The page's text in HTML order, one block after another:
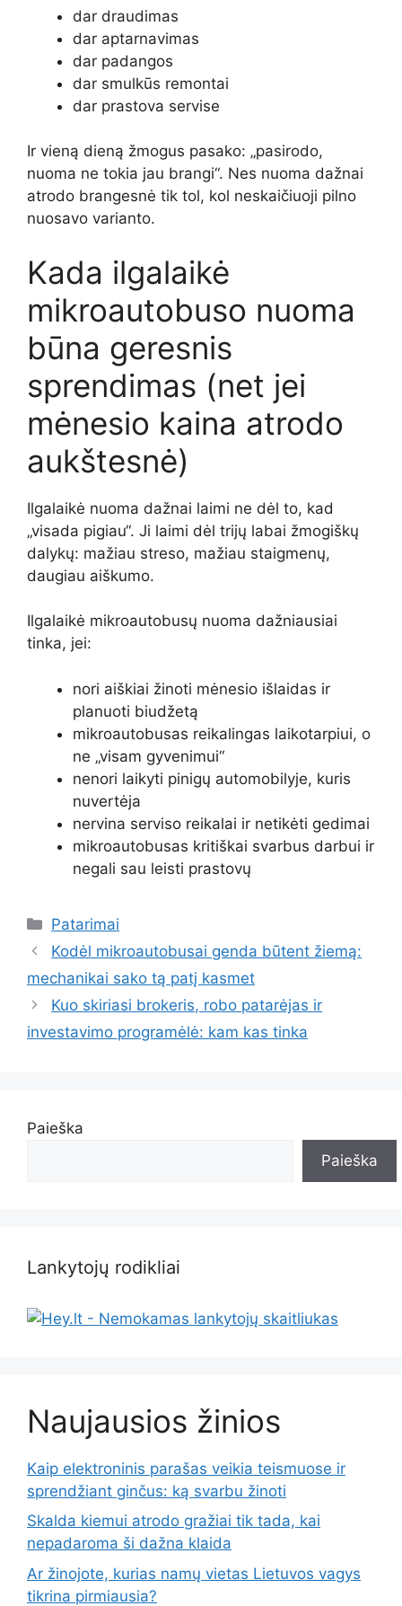
dar draudimas
dar aptarnavimas
dar padangos
dar smulkūs remontai
dar prastova servise
Ir vieną dieną žmogus pasako: „pasirodo,
nuoma ne tokia jau brangi“. Nes nuoma dažnai
atrodo brangesnė tik tol, kol neskaičiuoji pilno
nuosavo varianto.
Kada ilgalaikė
mikroautobuso nuoma
būna geresnis
sprendimas (net jei
mėnesio kaina atrodo
aukštesnė)
Ilgalaikė nuoma dažnai laimi ne dėl to, kad
„visada pigiau“. Ji laimi dėl trijų labai žmogiškų
dalykų: mažiau streso, mažiau staigmenų,
daugiau aiškumo.
Ilgalaikė mikroautobusų nuoma dažniausiai
tinka, jei:
nori aiškiai žinoti mėnesio išlaidas ir
planuoti biudžetą
mikroautobusas reikalingas laikotarpiui, o
ne „visam gyvenimui“
nenori laikyti pinigų automobilyje, kuris
nuvertėja
nervina serviso reikalai ir netikėti gedimai
mikroautobusas kritiškai svarbus darbui ir
negali sau leisti prastovų
Kategorijos
Patarimai
Kodėl mikroautobusai genda būtent žiemą:
mechanikai sako tą patį kasmet
Kuo skiriasi brokeris, robo patarėjas ir
investavimo programėlė: kam kas tinka
Paieška
Paieška
Lankytojų rodikliai
Naujausios žinios
Kaip elektroninis parašas veikia teismuose ir
sprendžiant ginčus: ką svarbu žinoti
Skalda kiemui atrodo gražiai tik tada, kai
nepadaroma ši dažna klaida
Ar žinojote, kurias namų vietas Lietuvos vagys
tikrina pirmiausia?